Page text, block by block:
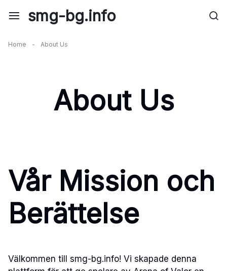
smg-bg.info
Home - About Us
About Us
Vår Mission och
Berättelse
Välkommen till smg-bg.info! Vi skapade denna